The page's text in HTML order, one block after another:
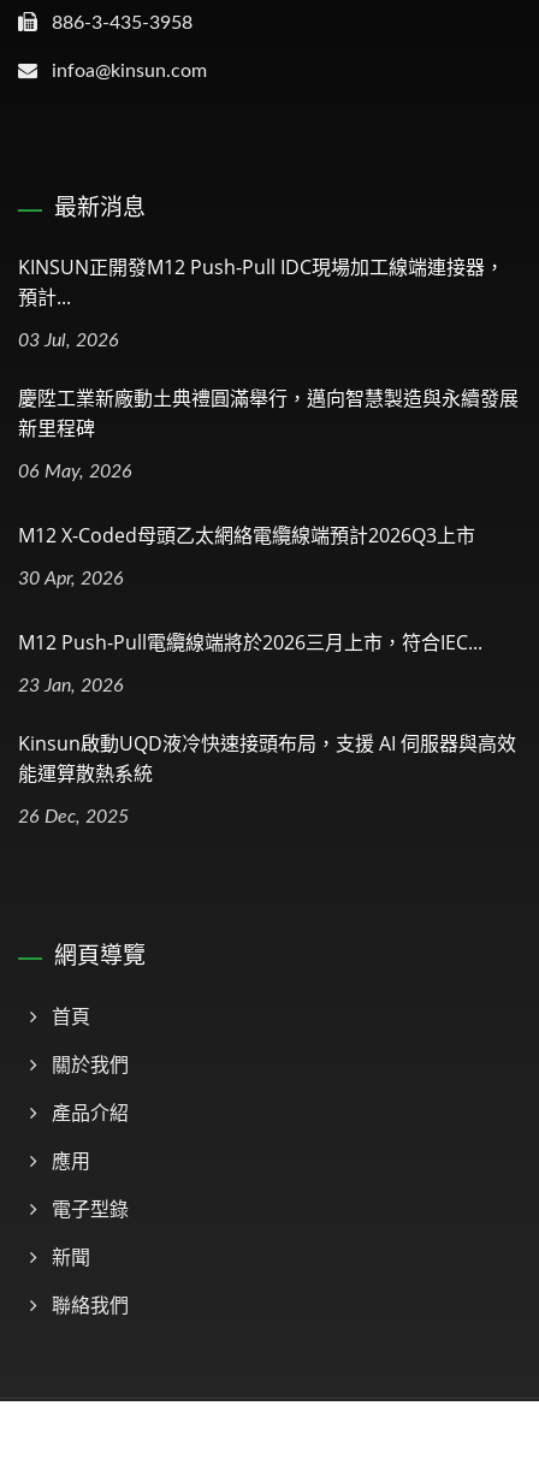
886-3-435-3958
infoa@kinsun.com
最新消息
KINSUN正開發M12 Push-Pull IDC現場加工線端連接器，
預計...
03 Jul, 2026
慶陞工業新廠動土典禮圓滿舉行，邁向智慧製造與永續發展
新里程碑
06 May, 2026
M12 X-Coded母頭乙太網絡電纜線端預計2026Q3上市
30 Apr, 2026
M12 Push-Pull電纜線端將於2026三月上市，符合IEC...
23 Jan, 2026
Kinsun啟動UQD液冷快速接頭布局，支援 AI 伺服器與高效
能運算散熱系統
26 Dec, 2025
網頁導覽
首頁
關於我們
產品介紹
應用
電子型錄
新聞
聯絡我們